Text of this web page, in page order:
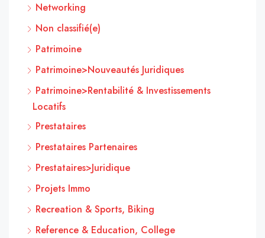
Networking
Non classifié(e)
Patrimoine
Patrimoine>Nouveautés Juridiques
Patrimoine>Rentabilité & Investissements
Locatifs
Prestataires
Prestataires Partenaires
Prestataires>Juridique
Projets Immo
Recreation & Sports, Biking
Reference & Education, College